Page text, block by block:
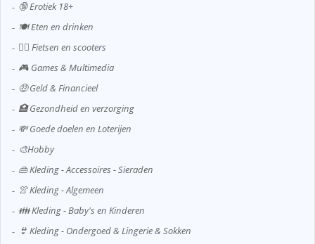
🔞 Erotiek 18+
🍽️ Eten en drinken
🚴‍♂️ Fietsen en scooters
🎮 Games & Multimedia
🤑 Geld & Financieel
🏥 Gezondheid en verzorging
💸 Goede doelen en Loterijen
🎨Hobby
👜 Kleding - Accessoires - Sieraden
👚 Kleding - Algemeen
👪 Kleding - Baby's en Kinderen
👙 Kleding - Ondergoed & Lingerie & Sokken